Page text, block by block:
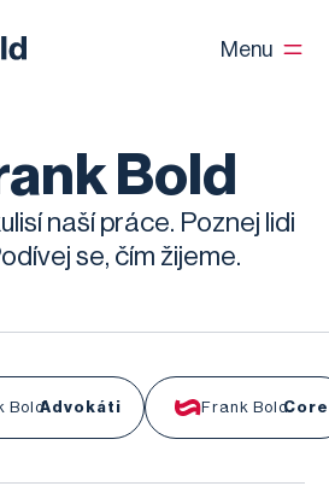
Menu
Bold
naší práce. Poznej lidi
se, čím žijeme.
BoldAdvokáti Frank BoldCore